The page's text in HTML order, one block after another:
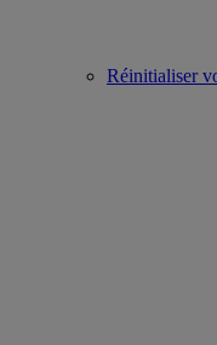
Réinitialiser